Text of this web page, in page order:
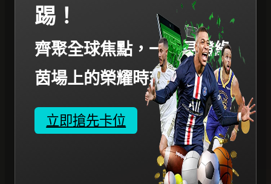
踢！
齊聚全球焦點，一起見證綠
茵場上的榮耀時刻。
立即搶先卡位